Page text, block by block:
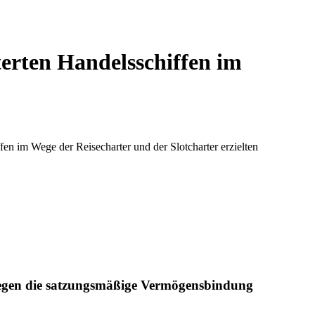
Handelsschiffen im
im Wege der Reisecharter und der Slotcharter erzielten
die satzungsmäßige Vermögensbindung